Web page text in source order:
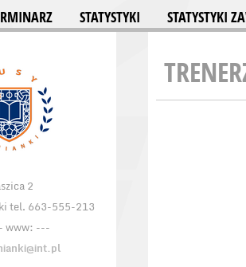
STATYSTYKI STATYSTYKI
2
tel. 663-555-213
www: ---